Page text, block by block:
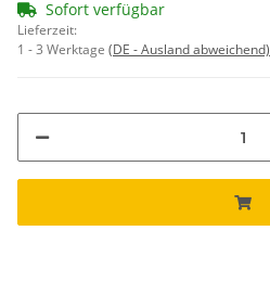
Sofort verfügbar
Lieferzeit:
1 - 3 Werktage (DE - Ausland abweichend)